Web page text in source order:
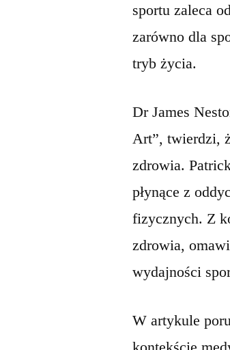
sportu zaleca
zarówno dla
tryb życia.
Dr James
Art”, twierdzi,
zdrowia.
płynące z
fizycznych. Z
zdrowia,
wydajności
W artykule
kontekście